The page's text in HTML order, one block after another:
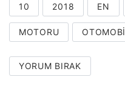
10 2018 EN
MOTORU
YORUM BIRAK